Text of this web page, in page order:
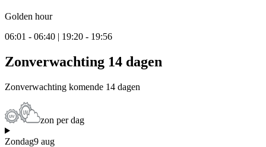
Golden hour
06:01 - 06:40 | 19:20 - 19:56
Zonverwachting 14 dagen
Zonverwachting komende 14 dagen
zon per dag
Zondag9 aug